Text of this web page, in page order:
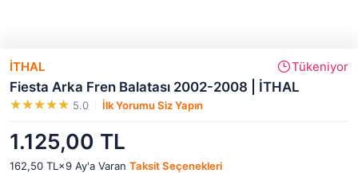
İTHAL Tükeniyor
Fiesta Arka Fren Balatası 2002-2008 | İTHAL
5.0 İlk Yorumu Siz Yapın
1.125,00 TL
162,50 TL×9 Ay'a Varan Taksit Seçenekleri